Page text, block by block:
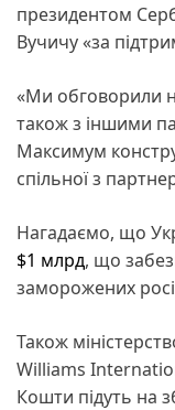
президентом
Вучичу «за
«Ми обговорили
також з іншими
Максимум
спільної з
Нагадаємо, що
$1 млрд, що
заморожених
Також
Williams
Кошти підуть на